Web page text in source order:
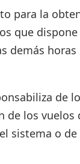
para la
que
demás
de
los vuelos
sistema o